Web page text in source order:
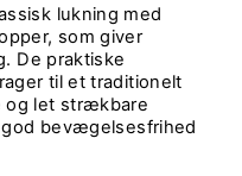
lukning med
som giver
De praktiske
til et traditionelt
og let strækbare
bevægelsesfrihed